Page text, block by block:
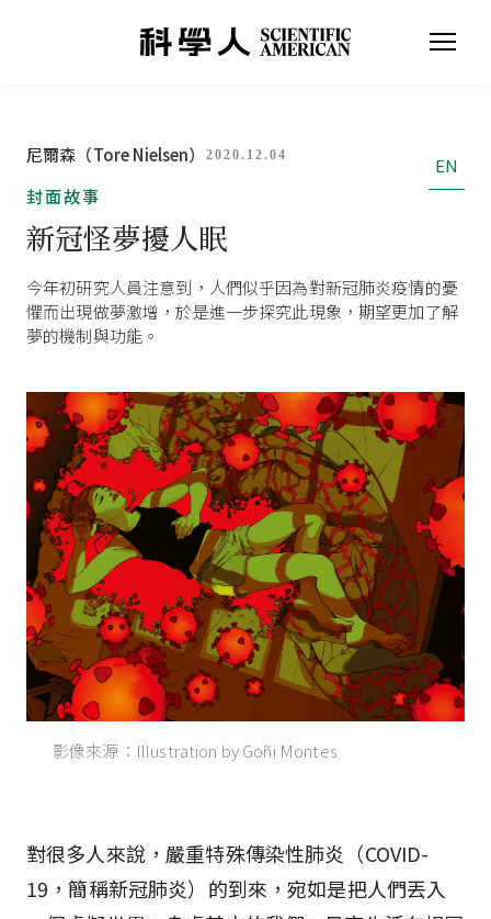
尼爾森（Tore Nielsen） 2020.12.04
EN
封面故事
新冠怪夢擾人眠
今年初研究人員注意到，人們似乎因為對新冠肺炎疫情的憂
懼而出現做夢激增，於是進一步探究此現象，期望更加了解
夢的機制與功能。
影像來源：Illustration by Goñi Montes
對很多人來說，嚴重特殊傳染性肺炎（COVID-
19，簡稱新冠肺炎）的到來，宛如是把人們丟入